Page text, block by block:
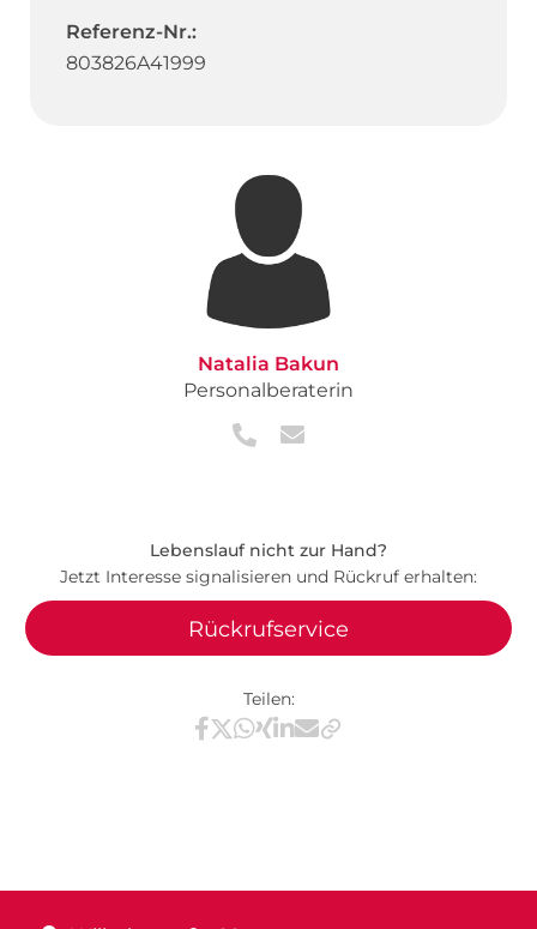
Referenz-Nr.:
803826A41999
Natalia Bakun
Personalberaterin
Lebenslauf nicht zur Hand?
Jetzt Interesse signalisieren und Rückruf erhalten:
Rückrufservice
Teilen:
Teilen via Facebook
Teilen via X / Twitter
Teilen via WhatsApp
Teilen via Xing
Teilen via LinkedIn
Teilen via E-Mail